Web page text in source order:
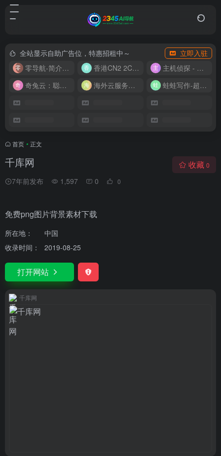
全站显示自助广告位，特惠招租中～
立即入驻
零导航-简介实用的网址导航
香港CN2 2C2G20M 9.9/月
主机侦探 - 少花钱，用好云
奇兔云：聪明人的“省”钱计划！
海外云服务器全网最低价 蛙蛙写作-超级AI智能写作助手
首页 • 正文
千库网
7年前发布 1,597 0 0
收藏 0
免费png图片背景素材下载
所在地：
中国
收录时间：
2019-08-25
打开网站
千库网